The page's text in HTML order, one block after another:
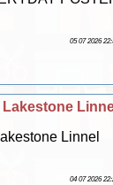
05 07 2026
Linnel
04 07 2026